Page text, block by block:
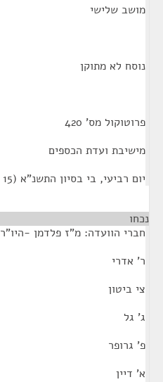
מושב שלישי
נוסח לא מתוקן
פרוטוקול מס' 420
מישיבת ועדת הכספים
יום רביעי, בי בסיון התשנ"א (15 במאי 1991). שעה 00;09
נכחו
חברי הוועדה: מ"ז פלדמן -היו"ר
ר' אדרי
צי ביטון
ג' גל
פ' גרופר
א' דיין